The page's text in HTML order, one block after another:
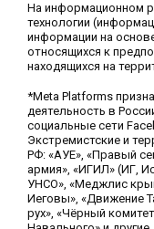
На информационном
технологии
информации на
относящихся к
находящихся на
*Meta Platforms
деятельность в
социальные сети
Экстремистские и
РФ: «АУЕ», «Правый
армия», «ИГИЛ» (ИГ,
УНСО», «Меджлис
Иеговы», «Движение
рух», «Чёрный